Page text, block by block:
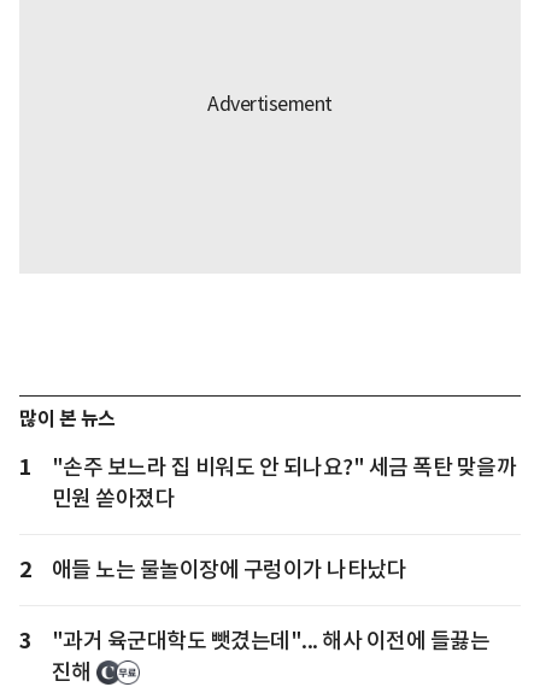
많이 본 뉴스
1
"손주 보느라 집 비워도 안 되나요?" 세금 폭탄 맞을까
민원 쏟아졌다
2 애들 노는 물놀이장에 구렁이가 나타났다
3
"과거 육군대학도 뺏겼는데"... 해사 이전에 들끓는
진해